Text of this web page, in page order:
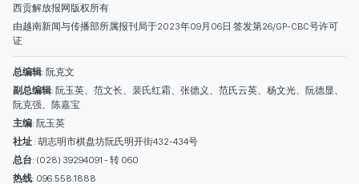
西贡解放报网版权所有
由越南新闻与传播部所属报刊局于2023年09月06日 签发第26/GP-CBC号许可
证
总编辑: 阮克文
副总编辑: 阮玉英、范文长、裴氏红霜、张德义、范氏云英、杨文光、阮德显、
阮克强、陈嘉宝
主编: 阮玉英
社址 : 胡志明市棋盘坊阮氏明开街432-434号
总台: (028) 39294091 - 转 060
热线: 096.558.1888